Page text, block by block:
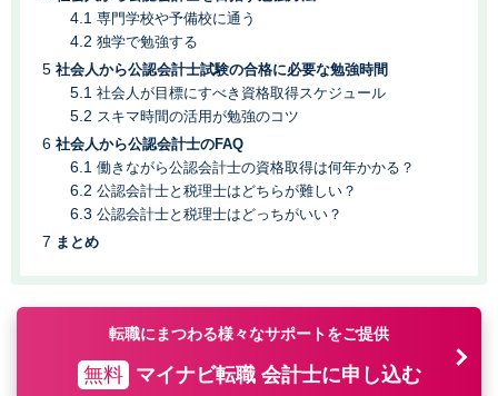
専門学校や予備校に通う
独学で勉強する
社会人から公認会計士試験の合格に必要な勉強時間
社会人が目標にすべき資格取得スケジュール
スキマ時間の活用が勉強のコツ
社会人から公認会計士のFAQ
働きながら公認会計士の資格取得は何年かかる？
公認会計士と税理士はどちらが難しい？
公認会計士と税理士はどっちがいい？
まとめ
転職にまつわる様々なサポートをご提供
無料 マイナビ転職 会計士に申し込む